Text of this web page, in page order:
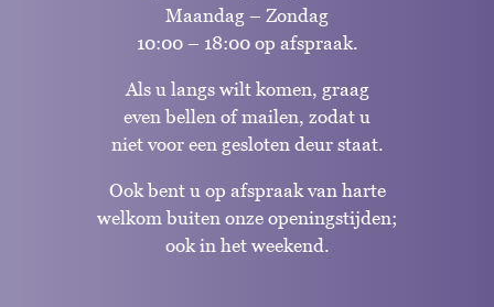
Maandag – Zondag
10:00 – 18:00 op afspraak.
Als u langs wilt komen, graag
even bellen of mailen, zodat u
niet voor een gesloten deur staat.
Ook bent u op afspraak van harte
welkom buiten onze openingstijden;
ook in het weekend.